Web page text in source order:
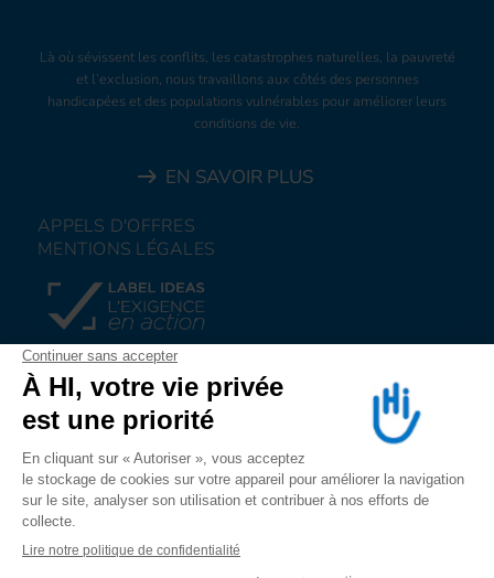
Là où sévissent les conflits, les catastrophes naturelles, la pauvreté
et l’exclusion, nous travaillons aux côtés des personnes
handicapées et des populations vulnérables pour améliorer leurs
conditions de vie.
EN SAVOIR PLUS
APPELS D'OFFRES
MENTIONS LÉGALES
FAIRE UN DON
NOUS REJOINDRE
NOUS ALERTER
SUIVEZ-NOUS SUR
LES RESEAUX SOCIAUX